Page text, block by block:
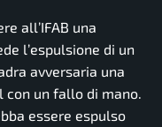
all’IFAB una
l’espulsione di un
avversaria una
con un fallo di mano.
essere espulso